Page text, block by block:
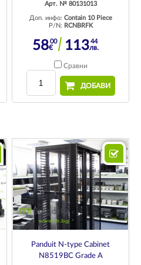
Арт. № 80131013
Доп. инфо: Contain 10 Piece
P/N: RCNBRFK
5800
€ 11344
лв.
Сравни
ДОБАВИ
Panduit N-type Cabinet
N8519BC Grade A